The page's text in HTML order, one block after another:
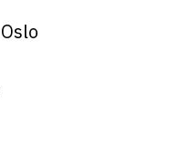
Oslo